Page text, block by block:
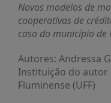
Novos modelos de
cooperativas de
caso do município de
Autores: Andressa
Instituição do autor
Fluminense (UFF)